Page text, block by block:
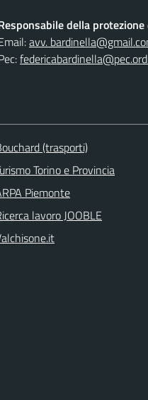
della protezione
avv.
e Pinerolo
(trasporti)
Torino e Provincia
Piemonte
lavoro JOOBLE